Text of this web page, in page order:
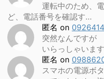
運転中のため、
ど、電話番号を確認す…
匿名 on
突然なんですが
いらっしゃいま
匿名 on
スマホの電源ボ